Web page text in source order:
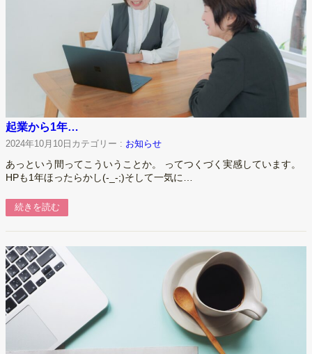
起業から1年…
2024年10月10日 カテゴリー : お知らせ
あっという間ってこういうことか。 ってつくづく実感しています。
HPも1年ほったらかし(-_-;)そして一気に…
続きを読む